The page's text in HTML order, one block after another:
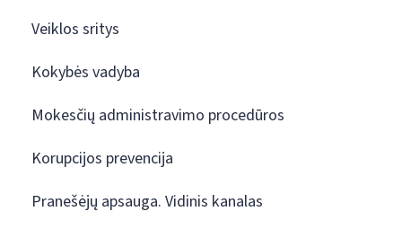
Veiklos sritys
Kokybės vadyba
Mokesčių administravimo procedūros
Korupcijos prevencija
Pranešėjų apsauga. Vidinis kanalas